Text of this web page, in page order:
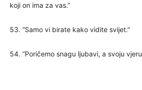
koji on ima za vas.”
53. “Samo vi birate kako vidite svijet.”
54. “Poričemo snagu ljubavi, a svoju